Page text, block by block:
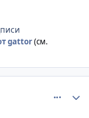
gattor(см.